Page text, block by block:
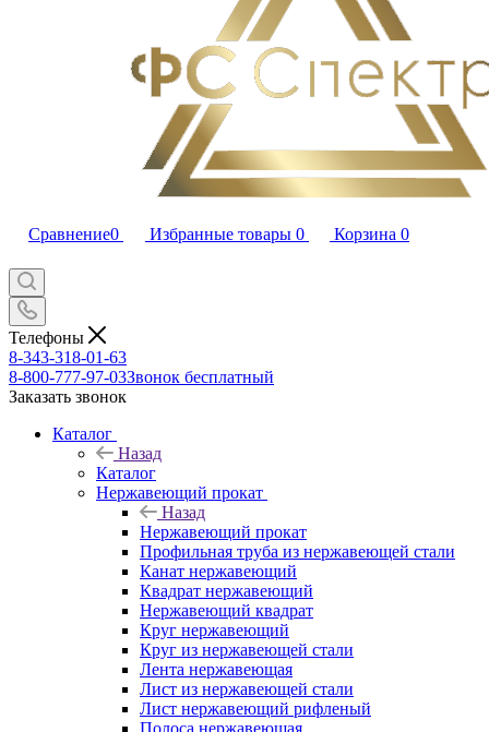
Сравнение0 Избранные товары 0 Корзина 0
Телефоны
8-343-318-01-63
8-800-777-97-03Звонок бесплатный
Заказать звонок
Каталог
Назад
Каталог
Нержавеющий прокат
Назад
Нержавеющий прокат
Профильная труба из нержавеющей стали
Канат нержавеющий
Квадрат нержавеющий
Нержавеющий квадрат
Круг нержавеющий
Круг из нержавеющей стали
Лента нержавеющая
Лист из нержавеющей стали
Лист нержавеющий рифленый
Полоса нержавеющая